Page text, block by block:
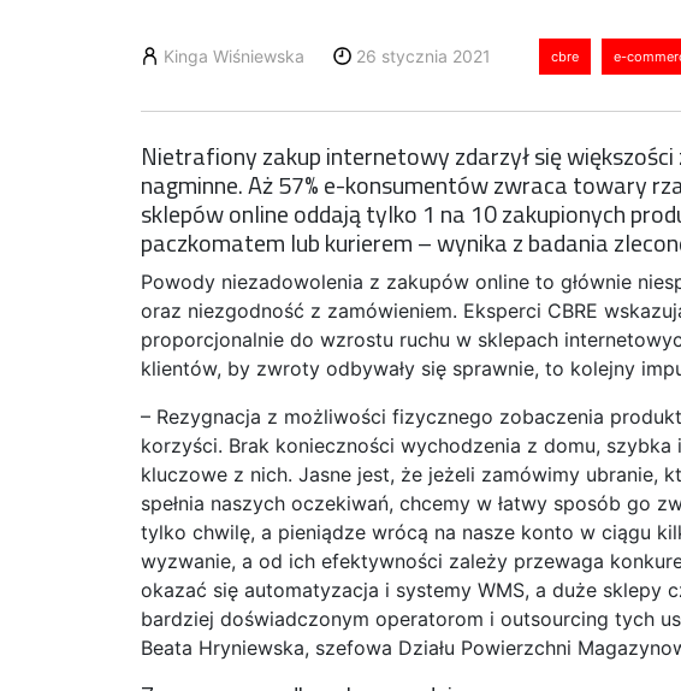
Kinga Wiśniewska 26 stycznia 2021 cbre e-
Nietrafiony zakup internetowy zdarzył się
nagminne. Aż 57% e-konsumentów zwraca towary
sklepów online oddają tylko 1 na 10 zakupionych
paczkomatem lub kurierem – wynika z badania
Powody niezadowolenia z zakupów online to głównie
oraz niezgodność z zamówieniem. Eksperci CBRE
proporcjonalnie do wzrostu ruchu w sklepach
klientów, by zwroty odbywały się sprawnie, to kolejny
– Rezygnacja z możliwości fizycznego zobaczenia
korzyści. Brak konieczności wychodzenia z domu,
kluczowe z nich. Jasne jest, że jeżeli zamówimy ubranie,
spełnia naszych oczekiwań, chcemy w łatwy sposób go
tylko chwilę, a pieniądze wrócą na nasze konto w ciągu
wyzwanie, a od ich efektywności zależy przewaga
okazać się automatyzacja i systemy WMS, a duże sklepy
bardziej doświadczonym operatorom i outsourcing tych
Beata Hryniewska, szefowa Działu Powierzchni